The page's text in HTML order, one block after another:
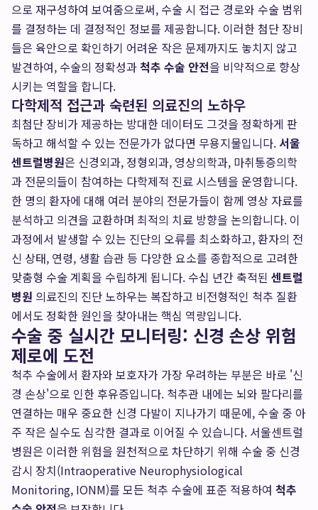
으로 재구성하여 보여줌으로써, 수술 시 접근 경로와 수술 범위
를 결정하는 데 결정적인 정보를 제공합니다. 이러한 첨단 장비
들은 육안으로 확인하기 어려운 작은 문제까지도 놓치지 않고
발견하여, 수술의 정확성과척추 수술 안전을 비약적으로 향상
시키는 역할을 합니다.
다학제적 접근과 숙련된 의료진의 노하우
최첨단 장비가 제공하는 방대한 데이터도 그것을 정확하게 판
독하고 해석할 수 있는 전문가가 없다면 무용지물입니다. 서울
센트럴병원은 신경외과, 정형외과, 영상의학과, 마취통증의학
과 전문의들이 참여하는 다학제적 진료 시스템을 운영합니다.
한 명의 환자에 대해 여러 분야의 전문가들이 함께 영상 자료를
분석하고 의견을 교환하며 최적의 치료 방향을 논의합니다. 이
과정에서 발생할 수 있는 진단의 오류를 최소화하고, 환자의 전
신 상태, 연령, 생활 습관 등 다양한 요소를 종합적으로 고려한
맞춤형 수술 계획을 수립하게 됩니다. 수십 년간 축적된 센트럴
병원 의료진의 진단 노하우는 복잡하고 비전형적인 척추 질환
에서도 정확한 원인을 찾아내는 핵심 역량입니다.
수술 중 실시간 모니터링: 신경 손상 위험
제로에 도전
척추 수술에서 환자와 보호자가 가장 우려하는 부분은 바로 '신
경 손상'으로 인한 후유증입니다. 척추관 내에는 뇌와 팔다리를
연결하는 매우 중요한 신경 다발이 지나가기 때문에, 수술 중 아
주 작은 실수도 심각한 결과로 이어질 수 있습니다. 서울센트럴
병원은 이러한 위험을 원천적으로 차단하기 위해 수술 중 신경
감시 장치(Intraoperative Neurophysiological
Monitoring, IONM)를 모든 척추 수술에 표준 적용하여 척추